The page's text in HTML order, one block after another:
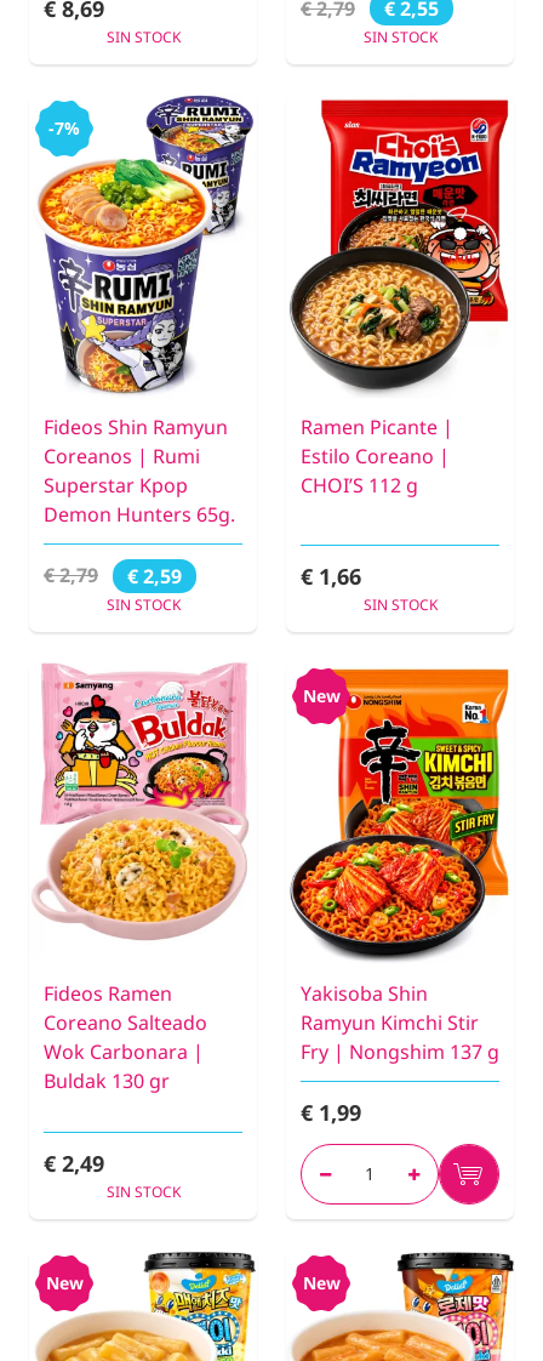
€ 8,69
SIN STOCK
€ 2,79 € 2,55
SIN STOCK
-7%
Fideos Shin Ramyun
Coreanos | Rumi
Superstar Kpop
Demon Hunters 65g.
€ 2,79 € 2,59
SIN STOCK
Ramen Picante |
Estilo Coreano |
CHOI’S 112 g
€ 1,66
SIN STOCK
Fideos Ramen
Coreano Salteado
Wok Carbonara |
Buldak 130 gr
€ 2,49
SIN STOCK
New
Yakisoba Shin
Ramyun Kimchi Stir
Fry | Nongshim 137 g
€ 1,99
New New